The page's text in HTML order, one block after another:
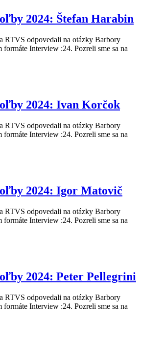
2024: Štefan Harabin
RTVS odpovedali na otázky Barbory
Interview :24. Pozreli sme sa na
2024: Ivan Korčok
RTVS odpovedali na otázky Barbory
Interview :24. Pozreli sme sa na
2024: Igor Matovič
RTVS odpovedali na otázky Barbory
Interview :24. Pozreli sme sa na
2024: Peter Pellegrini
RTVS odpovedali na otázky Barbory
Interview :24. Pozreli sme sa na